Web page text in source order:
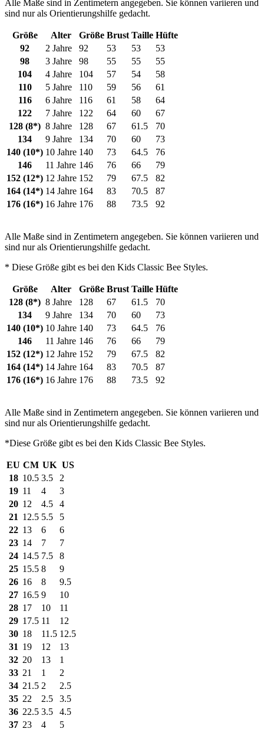
Alle Maße sind in Zentimetern angegeben. Sie können variieren und
sind nur als Orientierungshilfe gedacht.
Größe Alter Größe Brust Taille Hüfte
92
2 Jahre 92 53 53
53
98
3 Jahre 98 55 55
55
104
4 Jahre 104 57 54
58
110
5 Jahre 110 59 56
61
116
6 Jahre 116 61 58
64
122
7 Jahre 122 64 60
67
128 (8*) 8 Jahre 128 67 61.5
70
134
9 Jahre 134 70 60
73
140 (10*) 10 Jahre 140 73 64.5
76
146
11 Jahre 146 76 66
79
152 (12*) 12 Jahre 152 79 67.5
82
164 (14*) 14 Jahre 164 83 70.5
87
176 (16*) 16 Jahre 176 88 73.5 92
Alle Maße sind in Zentimetern angegeben. Sie können variieren und
sind nur als Orientierungshilfe gedacht.
* Diese Größe gibt es bei den Kids Classic Bee Styles.
Größe Alter Größe Brust Taille Hüfte
128 (8*) 8 Jahre 128 67 61.5
70
134
9 Jahre 134 70 60
73
140 (10*) 10 Jahre 140 73 64.5
76
146
11 Jahre 146 76 66
79
152 (12*) 12 Jahre 152 79 67.5
82
164 (14*) 14 Jahre 164 83 70.5
87
176 (16*) 16 Jahre 176 88 73.5 92
Alle Maße sind in Zentimetern angegeben. Sie können variieren und
sind nur als Orientierungshilfe gedacht.
*Diese Größe gibt es bei den Kids Classic Bee Styles.
EU CM UK US
18 10.5 3.5
2
19 11 4
3
20 12 4.5
4
21 12.5 5.5
5
22 13 6
6
23 14 7
7
24 14.5 7.5
8
25 15.5 8
9
26 16 8
9.5
27 16.5 9
10
28 17 10
11
29 17.5 11
12
30 18 11.5 12.5
31 19 12
13
32 20 13
1
33 21 1
2
34 21.5 2
2.5
35 22 2.5
3.5
36 22.5 3.5
4.5
37 23 4
5